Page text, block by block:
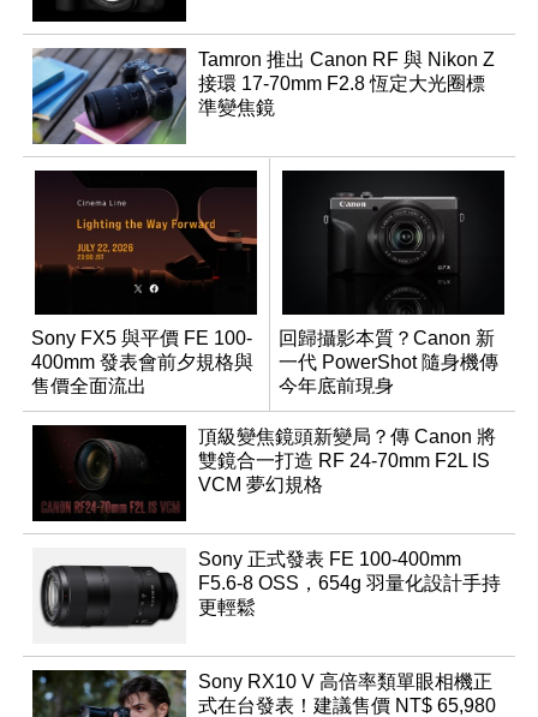
Tamron 推出 Canon RF 與 Nikon Z
接環 17-70mm F2.8 恆定大光圈標
準變焦鏡
Sony FX5 與平價 FE 100-
400mm 發表會前夕規格與
售價全面流出
回歸攝影本質？Canon 新
一代 PowerShot 隨身機傳
今年底前現身
頂級變焦鏡頭新變局？傳 Canon 將
雙鏡合一打造 RF 24-70mm F2L IS
VCM 夢幻規格
Sony 正式發表 FE 100-400mm
F5.6-8 OSS，654g 羽量化設計手持
更輕鬆
Sony RX10 V 高倍率類單眼相機正
式在台發表！建議售價 NT$ 65,980